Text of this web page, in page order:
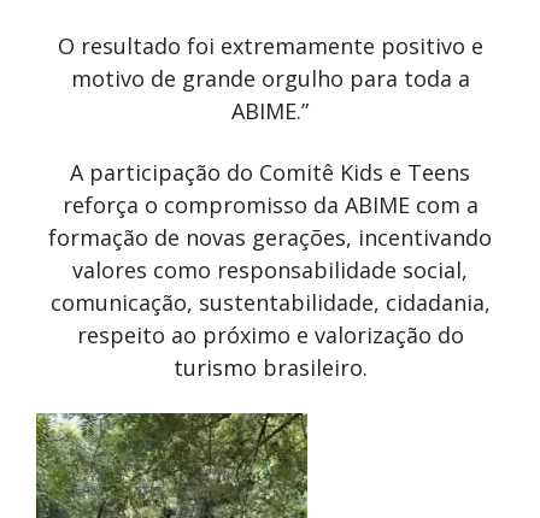
O resultado foi extremamente positivo e
motivo de grande orgulho para toda a
ABIME.”
A participação do Comitê Kids e Teens
reforça o compromisso da ABIME com a
formação de novas gerações, incentivando
valores como responsabilidade social,
comunicação, sustentabilidade, cidadania,
respeito ao próximo e valorização do
turismo brasileiro.